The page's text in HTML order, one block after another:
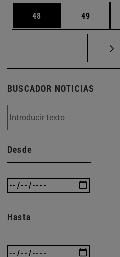
Página
48 Página
49
BUSCADOR NOTICIAS
Desde
Hasta